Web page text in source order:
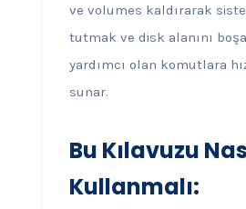
ve volumes kaldırarak
tutmak ve disk alanını
yardımcı olan komutlara
sunar.
Bu Kılavuzu
Kullanmalı: